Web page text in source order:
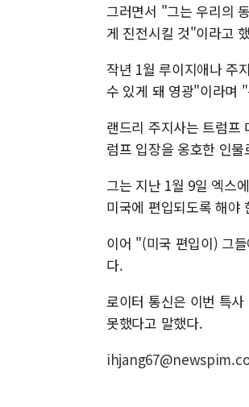
그러면서 "그는 우리의
게 진전시킬 것"이라고
작년 1월 루이지애나 주
수 있게 돼 영광"이라며
랜드리 주지사는 트럼프
럼프 입장을 옹호한 인
그는 지난 1월 9일 엑스
미국에 편입되도록 해야
이어 "(미국 편입이) 그
다.
로이터 통신은 이번 특
못했다고 말했다.